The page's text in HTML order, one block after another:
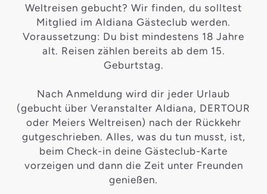
Weltreisen gebucht? Wir finden, du solltest
Mitglied im Aldiana Gästeclub werden.
Voraussetzung: Du bist mindestens 18 Jahre
alt. Reisen zählen bereits ab dem 15.
Geburtstag.
Nach Anmeldung wird dir jeder Urlaub
(gebucht über Veranstalter Aldiana, DERTOUR
oder Meiers Weltreisen) nach der Rückkehr
gutgeschrieben. Alles, was du tun musst, ist,
beim Check-in deine Gästeclub-Karte
vorzeigen und dann die Zeit unter Freunden
genießen.